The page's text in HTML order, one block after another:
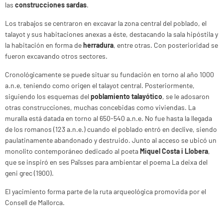
las construcciones sardas.
Los trabajos se centraron en excavar la zona central del poblado, el
talayot y sus habitaciones anexas a éste, destacando la sala hipóstila y
la habitación en forma deherradura, entre otras. Con posterioridad se
fueron excavando otros sectores.
Cronológicamente se puede situar su fundación en torno al año 1000
a.n.e, teniendo como origen el talayot central. Posteriormente,
siguiendo los esquemas del poblamiento talayótico, se le adosaron
otras construcciones, muchas concebidas como viviendas. La
muralla está datada en torno al 650-540 a.n.e. No fue hasta la llegada
de los romanos (123 a.n.e.) cuando el poblado entró en declive, siendo
paulatinamente abandonado y destruido. Junto al acceso se ubicó un
monolito contemporáneo dedicado al poetaMiquel Costa i Llobera,
que se inspiró en ses Païsses para ambientar el poema La deixa del
geni grec (1900).
El yacimiento forma parte de la ruta arqueológica promovida por el
Consell de Mallorca.